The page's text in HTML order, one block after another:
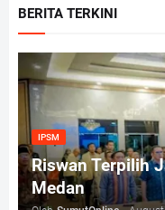
BERITA TERKINI
IPSM
Riswan Terpilih
Medan